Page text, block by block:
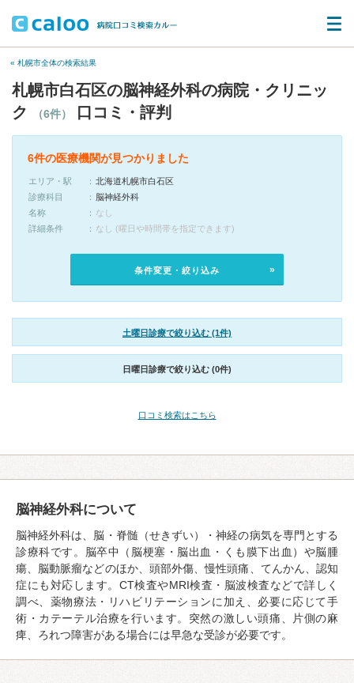
« 札幌市全体の検索結果
札幌市白石区の脳神経外科の病院・クリニッ
ク
（6件） 口コミ・評判
6件の医療機関が見つかりました
エリア・駅
北海道札幌市白石区
診療科目
脳神経外科
名称
なし
詳細条件
なし (曜日や時間帯を指定できます)
条件変更・絞り込み
土曜日診療で絞り込む (1件)
日曜日診療で絞り込む (0件)
口コミ検索はこちら
脳神経外科について
脳神経外科は、脳・脊髄（せきずい）・神経の病気を専門とする
診療科です。脳卒中（脳梗塞・脳出血・くも膜下出血）や脳腫
瘍、脳動脈瘤などのほか、頭部外傷、慢性頭痛、てんかん、認知
症にも対応します。CT検査やMRI検査・脳波検査などで詳しく
調べ、薬物療法・リハビリテーションに加え、必要に応じて手
術・カテーテル治療を行います。突然の激しい頭痛、片側の麻
痺、ろれつ障害がある場合には早急な受診が必要です。